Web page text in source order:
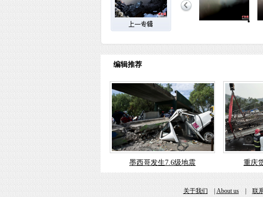
编辑推荐
墨西哥发生7.6级地震 重庆
关于我们|About us|联